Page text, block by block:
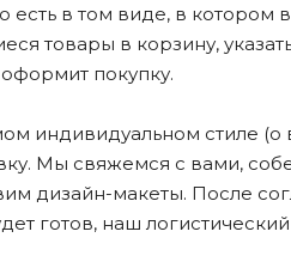
есть в том виде, в
товары в корзину,
покупку.
индивидуальном стиле (о
Мы свяжемся с вами,
дизайн-макеты. После
готов, наш